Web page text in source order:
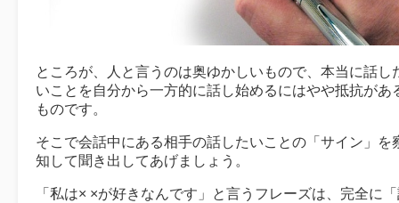
ところが、人と言うのは奥ゆかしいもので、本当に話し
いことを自分から一方的に話し始めるにはやや抵抗があ
ものです。
そこで会話中にある相手の話したいことの「サイン」を
知して聞き出してあげましょう。
「私は× ×が好きなんです」と言うフレーズは、完全に